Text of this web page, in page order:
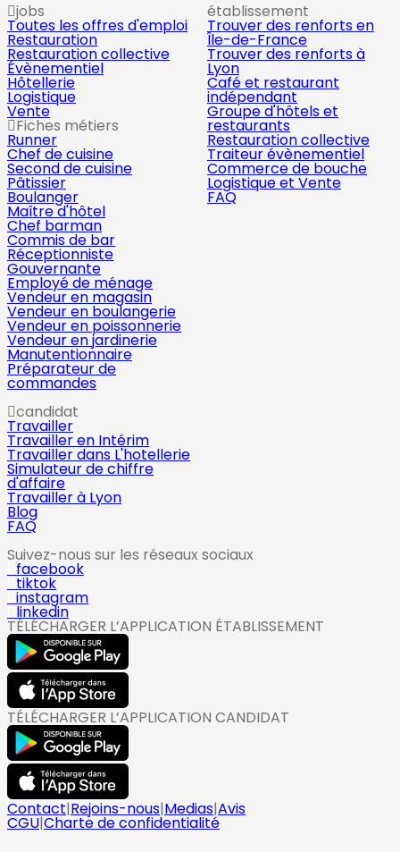
jobs
Toutes les offres d'emploi
Restauration
Restauration collective
Évènementiel
Hôtellerie
Logistique
Vente
Fiches métiers
Runner
Chef de cuisine
Second de cuisine
Pâtissier
Boulanger
Maître d'hôtel
Chef barman
Commis de bar
Réceptionniste
Gouvernante
Employé de ménage
Vendeur en magasin
Vendeur en boulangerie
Vendeur en poissonnerie
Vendeur en jardinerie
Manutentionnaire
Préparateur de
commandes
établissement
Trouver des renforts en
Île-de-France
Trouver des renforts à
Lyon
Café et restaurant
indépendant
Groupe d'hôtels et
restaurants
Restauration collective
Traiteur évènementiel
Commerce de bouche
Logistique et Vente
FAQ
candidat
Travailler
Travailler en Intérim
Travailler dans L'hotellerie
Simulateur de chiffre
d'affaire
Travailler à Lyon
Blog
FAQ
Suivez-nous sur les réseaux sociaux
facebook
tiktok
instagram
linkedin
TÉLÉCHARGER L’APPLICATION ÉTABLISSEMENT
TÉLÉCHARGER L’APPLICATION CANDIDAT
Contact|Rejoins-nous|Medias|Avis
CGU|Charte de confidentialité